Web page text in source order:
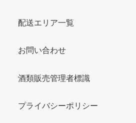
配送エリア一覧
お問い合わせ
酒類販売管理者標識
プライバシーポリシー